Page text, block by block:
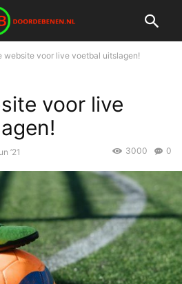
website voor live voetbal uitslagen!
voor live
’21 0
3000